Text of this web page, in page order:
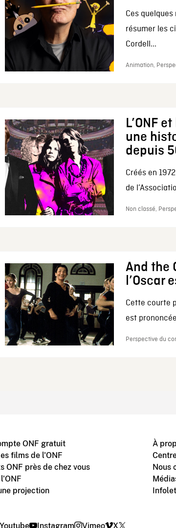
Ces
résumer les
Cordell...
Animation,
L’ONF
une
depuis
Créés en
de
Non classé,
And the
l’Oscar
Cette courte
est
Perspective du
ONF gratuit
films de l'ONF
ONF près de chez vous
projection
À
Nous
Youtube Instagram Vimeo X